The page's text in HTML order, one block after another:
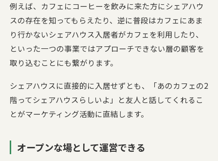
例えば、カフェにコーヒーを飲みに来た方にシェアハウ
スの存在を知ってもらえたり、逆に普段はカフェにあま
り行かないシェアハウス入居者がカフェを利用したり、
といった一つの事業ではアプローチできない層の顧客を
取り込むことにも繋がります。
シェアハウスに直接的に入居せずとも、「あのカフェの2
階ってシェアハウスらしいよ」と友人と話してくれるこ
とがマーケティング活動に直結します。
オープンな場として運営できる